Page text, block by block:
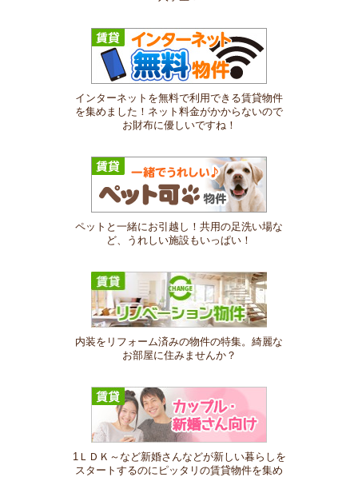
インターネットを無料で利用できる賃貸物件
を集めました！ネット料金がかからないので
お財布に優しいですね！
ペットと一緒にお引越し！共用の足洗い場な
ど、うれしい施設もいっぱい！
内装をリフォーム済みの物件の特集。綺麗な
お部屋に住みませんか？
1ＬＤＫ～など新婚さんなどが新しい暮らしを
スタートするのにピッタリの賃貸物件を集め